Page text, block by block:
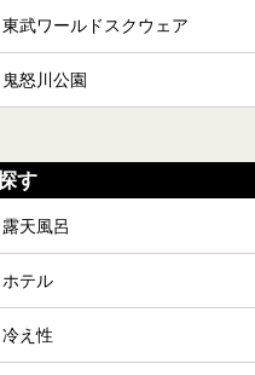
東武ワールドスクウェア
鬼怒川公園
す
露天風呂
ホテル
冷え性